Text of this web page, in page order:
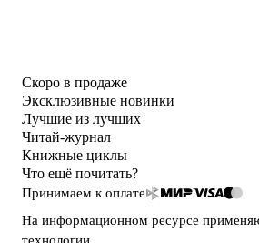
Скоро в продаже
Эксклюзивные новинки
Лучшие из лучших
Читай-журнал
Книжные циклы
Что ещё почитать?
Принимаем к оплате
На информационном ресурсе